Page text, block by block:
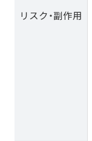
リスク・副作用